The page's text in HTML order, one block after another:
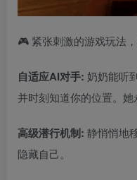
🎮 紧张刺激的游戏玩法
自适应AI对手: 奶奶能听
并时刻知道你的位置。她
高级潜行机制: 静悄悄地
隐藏自己。